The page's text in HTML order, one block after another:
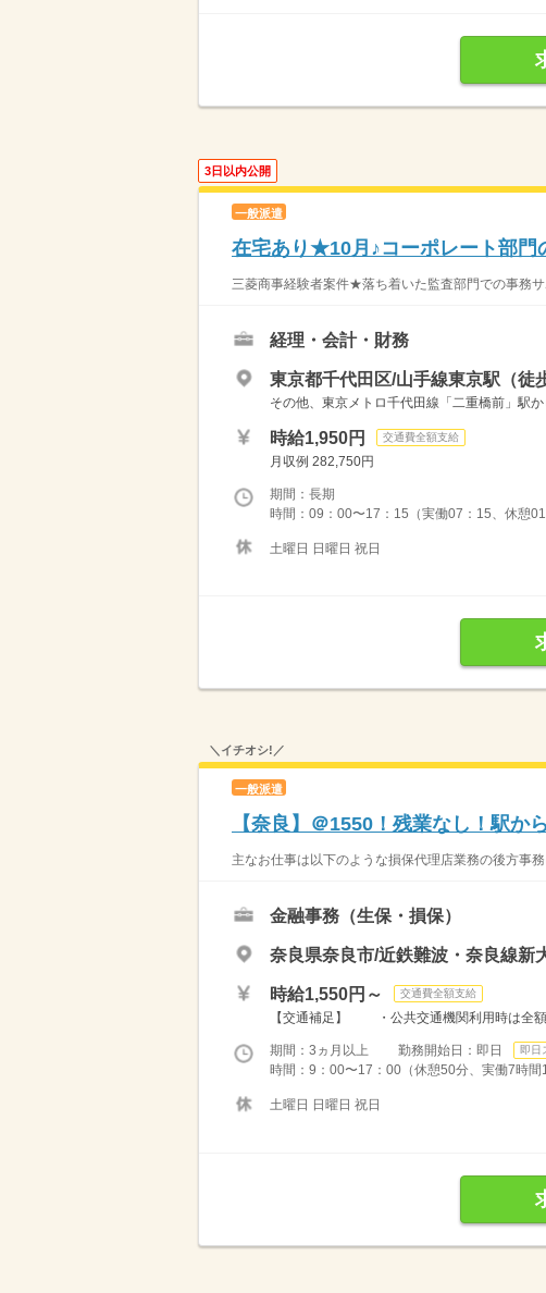
3日以内公開
一般派遣
在宅あり★10月♪コーポレート部門
三菱商事経験者案件★落ち着いた監査部門での事務
経理・会計・財務
東京都千代田区/山手線東京駅（徒
その他、東京メトロ千代田線「二重橋前」駅
時給1,950円 交通費全額支給
月収例 282,750円
期間：長期
時間：09：00〜17：15（実働07：15、休憩
土曜日 日曜日 祝日
＼イチオシ!／
一般派遣
【奈良】＠1550！残業なし！駅
主なお仕事は以下のような損保代理店業務の後方
金融事務（生保・損保）
奈良県奈良市/近鉄難波・奈良線新
時給1,550円～ 交通費全額支給
【交通補足】 ・公共交通機関利用時は全
期間：3ヵ月以上 勤務開始日：即日 即日
時間：9：00〜17：00（休憩50分、実働7時間
土曜日 日曜日 祝日